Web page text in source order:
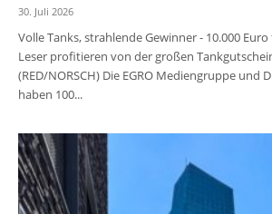
30. Juli 2026
Volle Tanks, strahlende Gewinner - 10.000
Leser profitieren von der großen
(RED/NORSCH) Die EGRO Mediengruppe und
haben 100...